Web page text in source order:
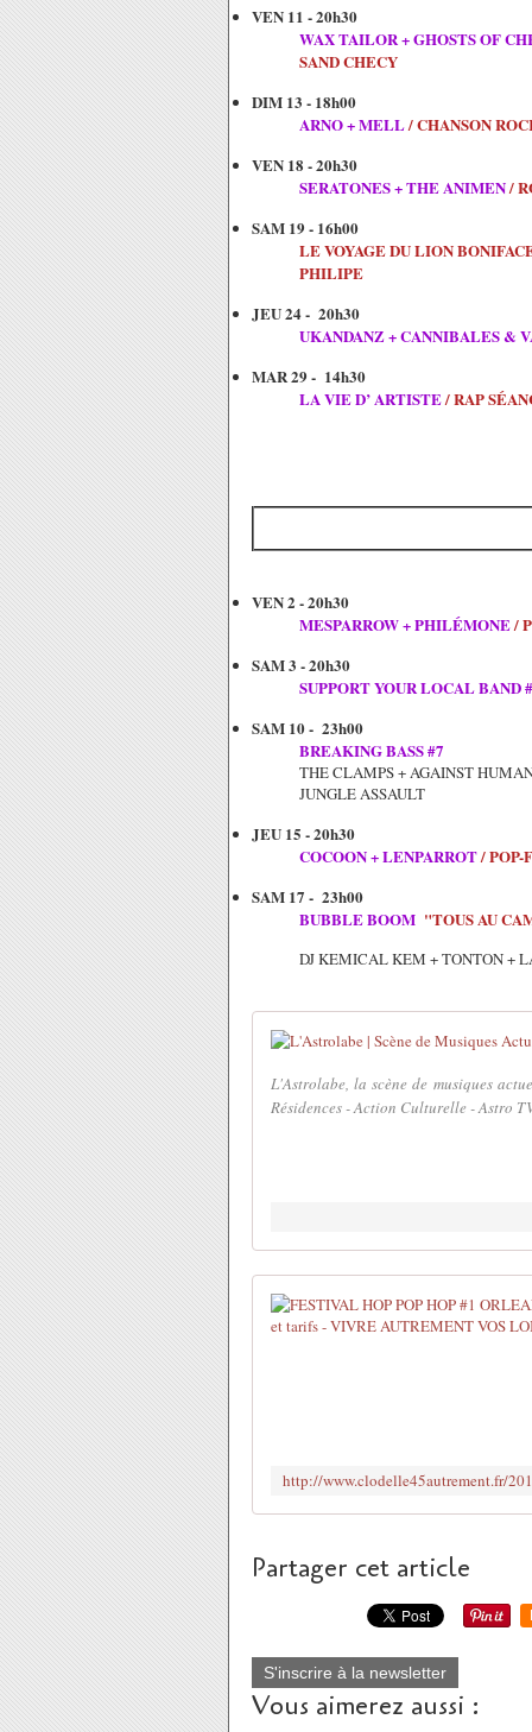
VEN 11 - 20h30
WAX TAILOR + GHOSTS OF
SAND CHECY
DIM 13 - 18h00
ARNO + MELL/ CHANSON
VEN 18 - 20h30
SERATONES + THE ANIMEN/
SAM 19 - 16h00
LE VOYAGE DU LION
PHILIPE
JEU 24 - 20h30
UKANDANZ + CANNIBALES &
MAR 29 - 14h30
LA VIE D’ ARTISTE/ RAP
VEN 2 - 20h30
MESPARROW + PHILÉMONE/
SAM 3 - 20h30
SUPPORT YOUR LOCAL BAND
SAM 10 - 23h00
BREAKING BASS #7
THE CLAMPS + AGAINST
JUNGLE ASSAULT
JEU 15 - 20h30
COCOON + LENPARROT/ POP-
SAM 17 - 23h00
BUBBLE BOOM "TOUS AU
DJ KEMICAL KEM + TONTON +
L'Astrolabe, la scène de musiques
Résidences - Action Culturelle - Astro
Partager cet article
S'inscrire à la newsletter
Vous aimerez aussi :